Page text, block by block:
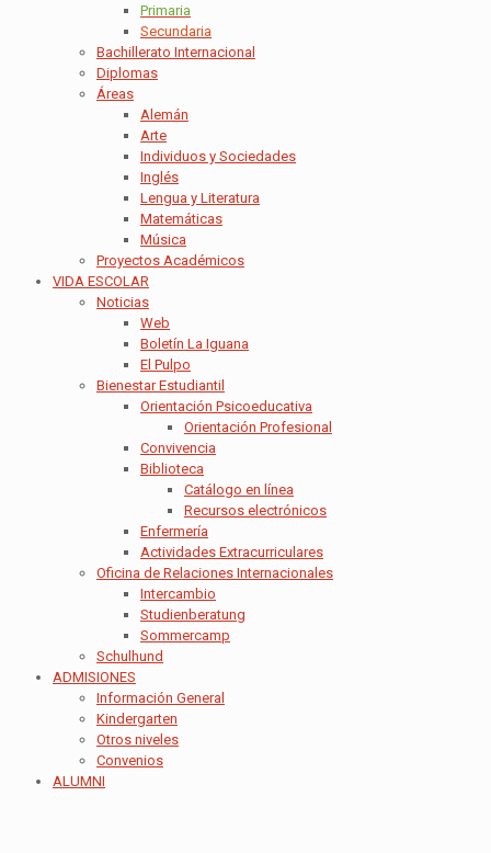
Primaria
Secundaria
Bachillerato Internacional
Diplomas
Áreas
Alemán
Arte
Individuos y Sociedades
Inglés
Lengua y Literatura
Matemáticas
Música
Proyectos Académicos
VIDA ESCOLAR
Noticias
Web
Boletín La Iguana
El Pulpo
Bienestar Estudiantil
Orientación Psicoeducativa
Orientación Profesional
Convivencia
Biblioteca
Catálogo en línea
Recursos electrónicos
Enfermería
Actividades Extracurriculares
Oficina de Relaciones Internacionales
Intercambio
Studienberatung
Sommercamp
Schulhund
ADMISIONES
Información General
Kindergarten
Otros niveles
Convenios
ALUMNI